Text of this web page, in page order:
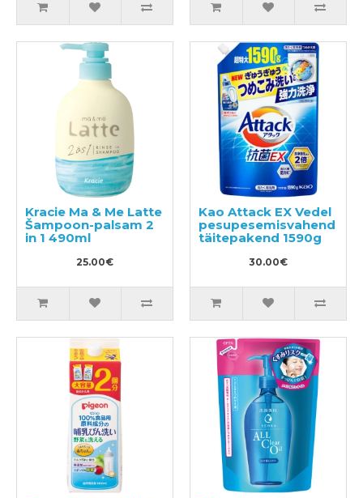
Kracie Ma & Me Latte
Šampoon-palsam 2
in 1 490ml
25.00€
Kao Attack EX Vedel
pesupesemisvahend
täitepakend 1590g
30.00€